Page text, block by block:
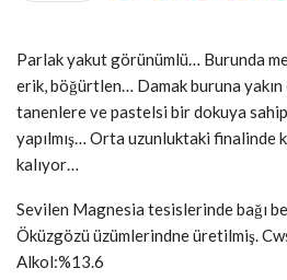
Parlak yakut görünümlü… Burunda
erik, böğürtlen… Damak buruna
tanenlere ve pastelsi bir dokuya
yapılmış… Orta uzunluktaki finalinde
kalıyor…
Sevilen Magnesia tesislerinde bağı
Öküzgözü üzümlerindne üretilmiş.
Alkol:%13.6